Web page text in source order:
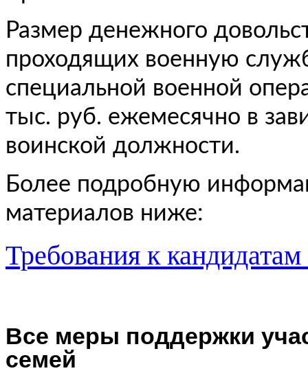
Размер денежного
проходящих военную
специальной военной
тыс. руб. ежемесячно в
воинской должности.
Более подробную
материалов ниже:
Требования к
Все меры поддержки
семей